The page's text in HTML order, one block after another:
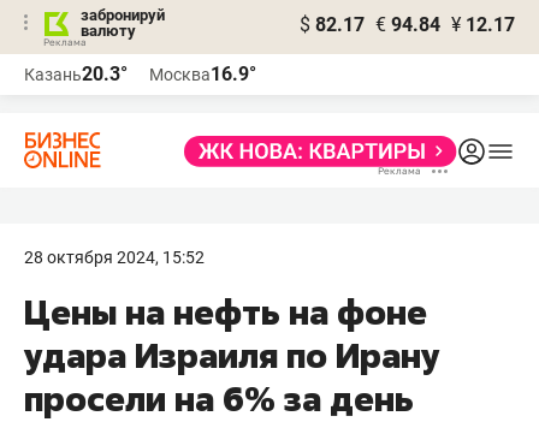
забронируй
валюту
$ 82.17 € 94.84 ¥ 12.17
Казань20.3° Москва16.9°
28 октября 2024, 15:52
Цены на нефть на фоне
удара Израиля по Ирану
просели на 6% за день